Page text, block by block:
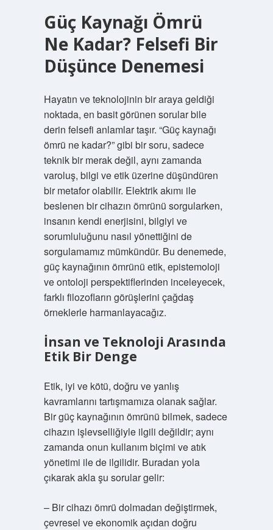
Güç Kaynağı Ömrü
Ne Kadar? Felsefi Bir
Düşünce Denemesi
Hayatın ve teknolojinin bir araya geldiği
noktada, en basit görünen sorular bile
derin felsefi anlamlar taşır. “Güç kaynağı
ömrü ne kadar?” gibi bir soru, sadece
teknik bir merak değil, aynı zamanda
varoluş, bilgi ve etik üzerine düşündüren
bir metafor olabilir. Elektrik akımı ile
beslenen bir cihazın ömrünü sorgularken,
insanın kendi enerjisini, bilgiyi ve
sorumluluğunu nasıl yönettiğini de
sorgulamamız mümkündür. Bu denemede,
güç kaynağının ömrünü etik, epistemoloji
ve ontoloji perspektiflerinden inceleyecek,
farklı filozofların görüşlerini çağdaş
örneklerle harmanlayacağız.
İnsan ve Teknoloji Arasında
Etik Bir Denge
Etik, iyi ve kötü, doğru ve yanlış
kavramlarını tartışmamıza olanak sağlar.
Bir güç kaynağının ömrünü bilmek, sadece
cihazın işlevselliğiyle ilgili değildir; aynı
zamanda onun kullanım biçimi ve atık
yönetimi ile de ilgilidir. Buradan yola
çıkarak akla şu sorular gelir:
– Bir cihazı ömrü dolmadan değiştirmek,
çevresel ve ekonomik açıdan doğru